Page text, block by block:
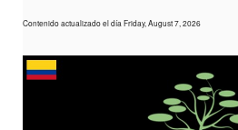
Contenido actualizado el día Friday, August 7, 2026